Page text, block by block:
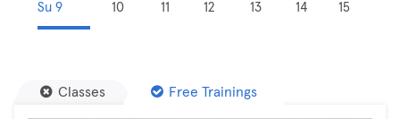
Su 9
10
11
12
13
14
15
Classes Free Trainings